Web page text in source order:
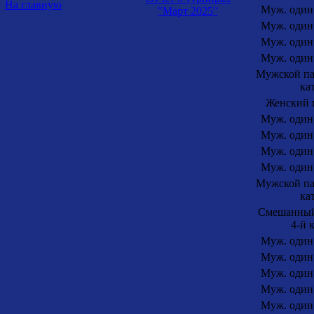
На главную
"Март 2025"
Муж. один.
Муж. один.
Муж. один.
Муж. один.
Мужской
Женский
Муж. один.
Муж. один.
Муж. один.
Муж. один.
Мужской
4-й
Муж. один.
Муж. один.
Муж. один.
Муж. один.
Муж. один.